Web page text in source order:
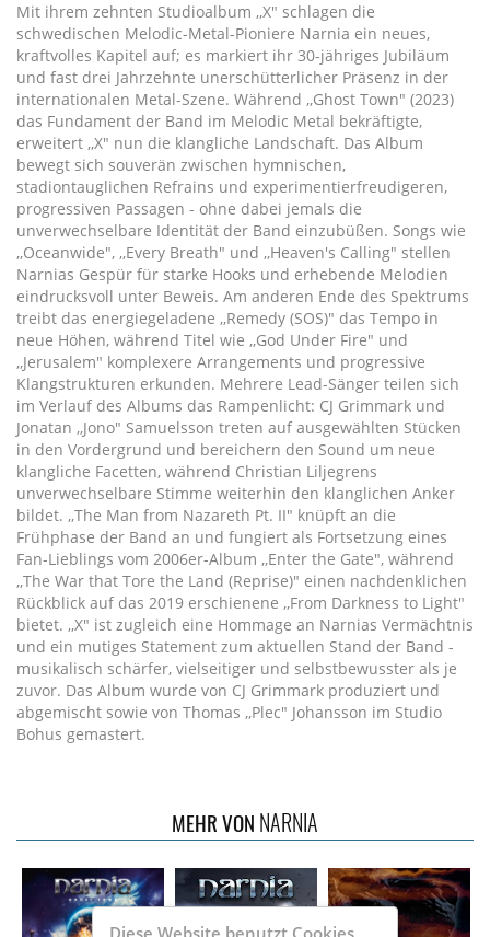
Mit ihrem zehnten Studioalbum ,,X" schlagen die
schwedischen Melodic-Metal-Pioniere Narnia ein neues,
kraftvolles Kapitel auf; es markiert ihr 30-jähriges Jubiläum
und fast drei Jahrzehnte unerschütterlicher Präsenz in der
internationalen Metal-Szene. Während ,,Ghost Town" (2023)
das Fundament der Band im Melodic Metal bekräftigte,
erweitert ,,X" nun die klangliche Landschaft. Das Album
bewegt sich souverän zwischen hymnischen,
stadiontauglichen Refrains und experimentierfreudigeren,
progressiven Passagen - ohne dabei jemals die
unverwechselbare Identität der Band einzubüßen. Songs wie
,,Oceanwide", ,,Every Breath" und ,,Heaven's Calling" stellen
Narnias Gespür für starke Hooks und erhebende Melodien
eindrucksvoll unter Beweis. Am anderen Ende des Spektrums
treibt das energiegeladene ,,Remedy (SOS)" das Tempo in
neue Höhen, während Titel wie ,,God Under Fire" und
,,Jerusalem" komplexere Arrangements und progressive
Klangstrukturen erkunden. Mehrere Lead-Sänger teilen sich
im Verlauf des Albums das Rampenlicht: CJ Grimmark und
Jonatan ,,Jono" Samuelsson treten auf ausgewählten Stücken
in den Vordergrund und bereichern den Sound um neue
klangliche Facetten, während Christian Liljegrens
unverwechselbare Stimme weiterhin den klanglichen Anker
bildet. ,,The Man from Nazareth Pt. II" knüpft an die
Frühphase der Band an und fungiert als Fortsetzung eines
Fan-Lieblings vom 2006er-Album ,,Enter the Gate", während
,,The War that Tore the Land (Reprise)" einen nachdenklichen
Rückblick auf das 2019 erschienene ,,From Darkness to Light"
bietet. ,,X" ist zugleich eine Hommage an Narnias Vermächtnis
und ein mutiges Statement zum aktuellen Stand der Band -
musikalisch schärfer, vielseitiger und selbstbewusster als je
zuvor. Das Album wurde von CJ Grimmark produziert und
abgemischt sowie von Thomas ,,Plec" Johansson im Studio
Bohus gemastert.
MEHR VON NARNIA
Diese Website benutzt Cookies